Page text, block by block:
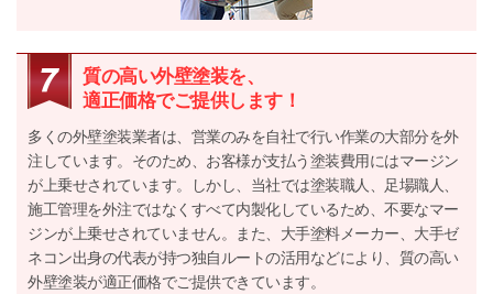
質の高い外壁塗装を、
適正価格でご提供します！
多くの外壁塗装業者は、営業のみを自社で行い作業の大部分を外
注しています。そのため、お客様が支払う塗装費用にはマージン
が上乗せされています。しかし、当社では塗装職人、足場職人、
施工管理を外注ではなくすべて内製化しているため、不要なマー
ジンが上乗せされていません。また、大手塗料メーカー、大手ゼ
ネコン出身の代表が持つ独自ルートの活用などにより、質の高い
外壁塗装が適正価格でご提供できています。